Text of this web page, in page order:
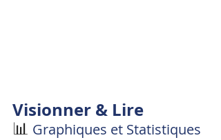
Visionner & Lire
📊 Graphiques et Statistiques